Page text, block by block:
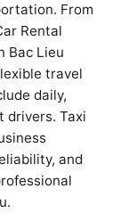
From
Rental
Bac Lieu
travel
daily,
drivers. Taxi
and